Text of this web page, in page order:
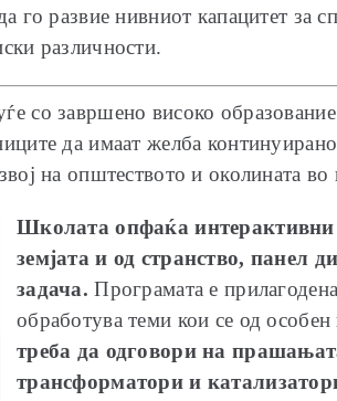
го развие нивниот капацитет за
различности.
со завршено високо
да имаат желба
на општеството и околината во
Школата опфаќа
земјата и од странство, панел
задача. Програмата е
обработува теми кои се од особен
треба да одговори на
трансформатори и